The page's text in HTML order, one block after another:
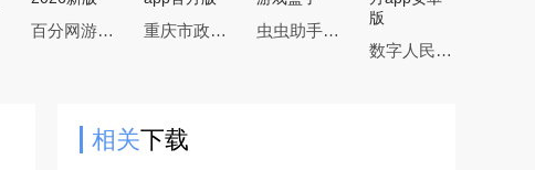
百分网游戏盒子下载2026新版
重庆市政府渝快办app官方版
虫虫助手2026最新版游戏盒子
数字人民币试点版官方app安卓版
相关下载